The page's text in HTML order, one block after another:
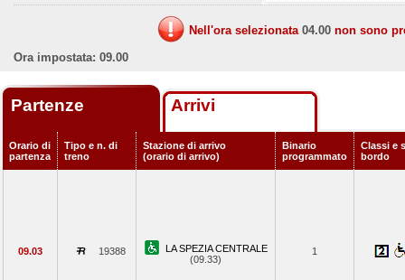
Nell'ora selezionata 04.00 non sono
Ora impostata: 09.00
Partenze Arrivi
Orario di
partenza
Tipo e n. di
treno
Stazione di arrivo
(orario di arrivo)
Binario
programmato
Classi e
bordo
09.03 19388
LA SPEZIA CENTRALE
(09.33)
1